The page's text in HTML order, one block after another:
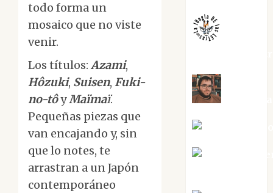
todo forma un
mosaico que no viste
venir.
Los títulos: Azami,
Hôzuki, Suisen, Fuki-
no-tôyMaïmaï.
Pequeñas piezas que
van encajando y, sin
que lo notes, te
arrastran a un Japón
contemporáneo